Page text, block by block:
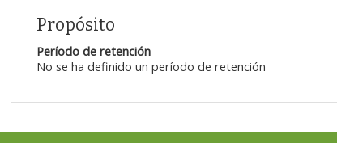
Propósito
Período de retención
No se ha definido un período de retención